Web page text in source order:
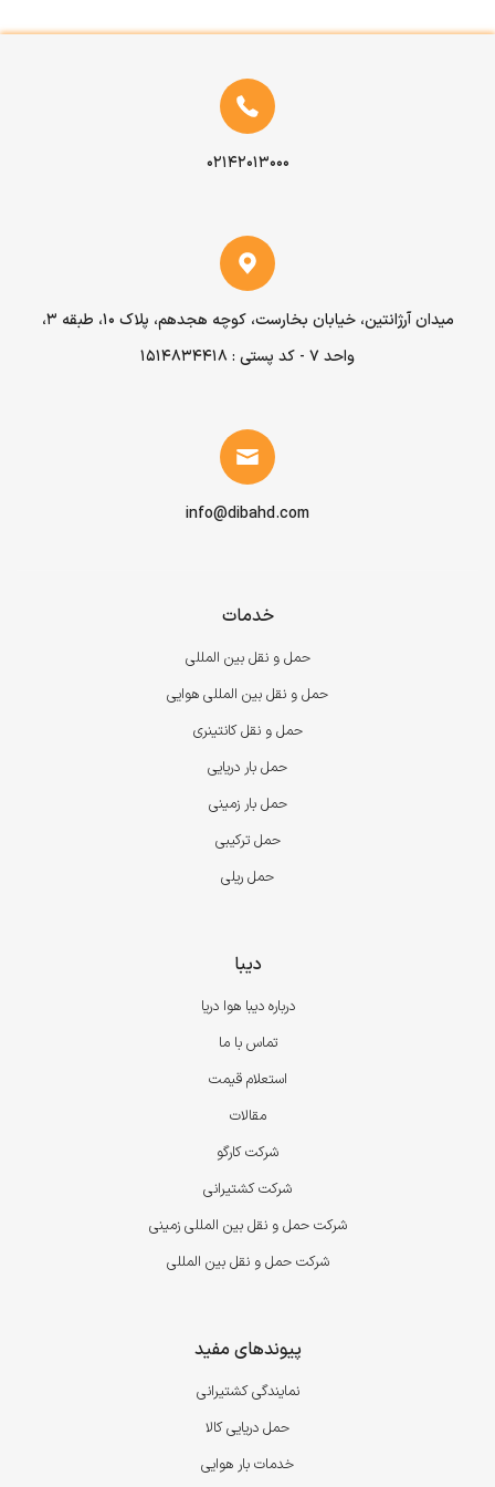
۰۲۱۴۲۰۱۳۰۰۰
میدان آرژانتین، خیابان بخارست، کوچه هجدهم، پلاک ۱۰، طبقه ۳،
واحد ۷ - کد پستی : 1514834418
info@dibahd.com
خدمات
حمل و نقل بین المللی
حمل و نقل بین المللی هوایی
حمل و نقل کانتینری
حمل بار دریایی
حمل بار زمینی
حمل ترکیبی
حمل ریلی
دیبا
درباره دیبا هوا دریا
تماس با ما
استعلام قیمت
مقالات
شرکت کارگو
شرکت کشتیرانی
شرکت حمل و نقل بین المللی زمینی
شرکت حمل و نقل بین المللی
پیوندهای مفید
نمایندگی کشتیرانی
حمل دریایی کالا
خدمات بار هوایی